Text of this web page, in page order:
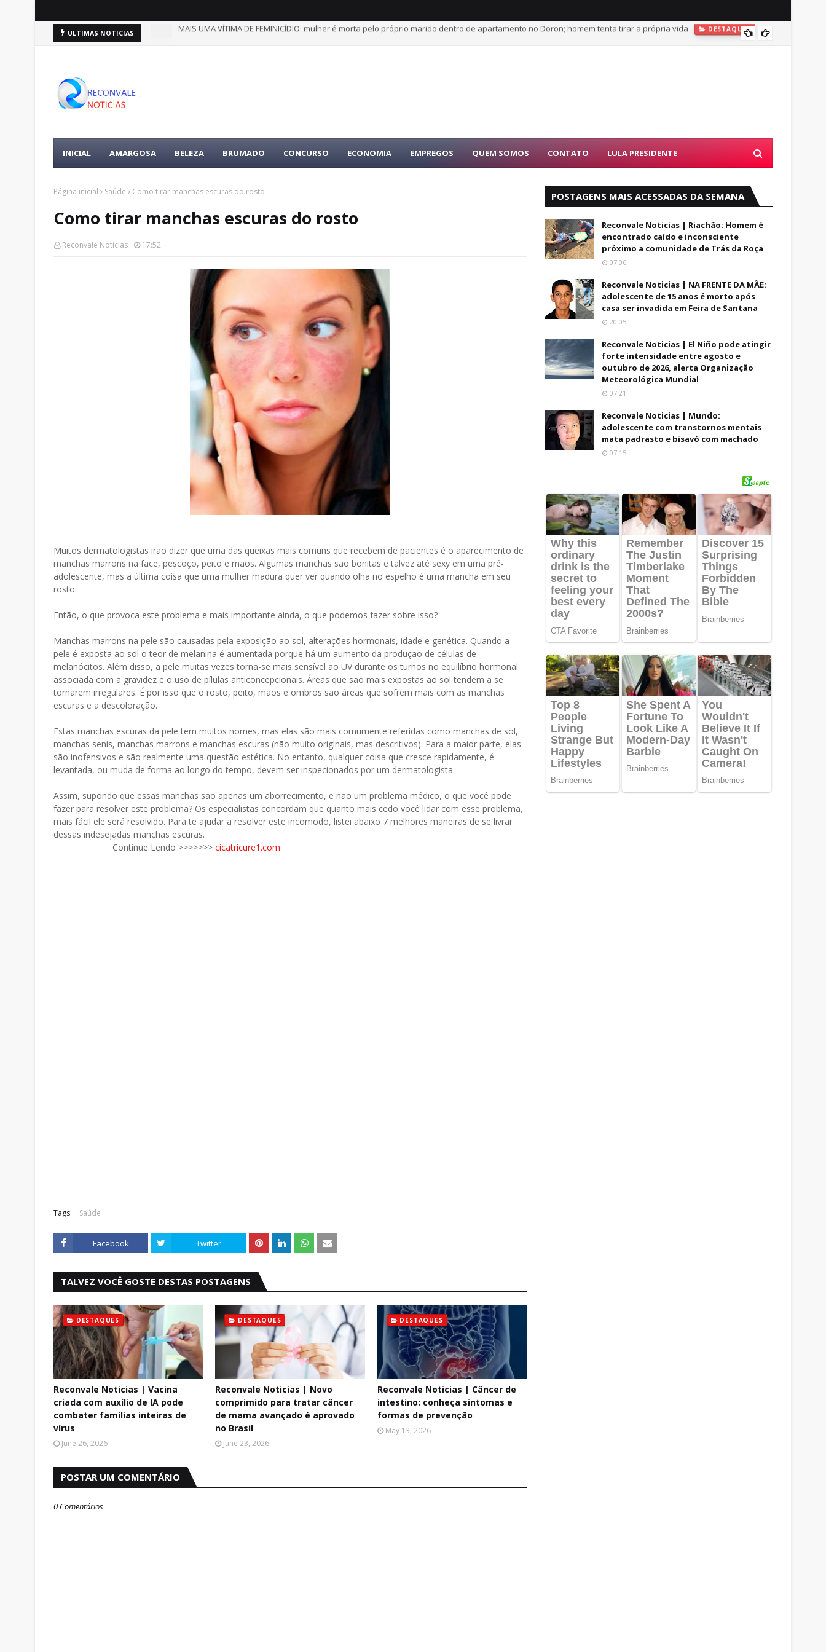
ULTIMAS NOTICIAS
INICIAL AMARGOSA BELEZA BRUMADO CONCURSO ECONOMIA EMPREGOS QUEM SOMOS CONTATO LULA PRESIDENTE
Página inicial Saúde Como tirar manchas escuras do rosto
Como tirar manchas escuras do rosto
Reconvale Noticias 17:52
Muitos dermatologistas irão dizer que uma das queixas mais comuns que recebem de pacientes é o aparecimento de
manchas marrons na face, pescoço, peito e mãos. Algumas manchas são bonitas e talvez até sexy em uma pré-
adolescente, mas a última coisa que uma mulher madura quer ver quando olha no espelho é uma mancha em seu
rosto.
Então, o que provoca este problema e mais importante ainda, o que podemos fazer sobre isso?
Manchas marrons na pele são causadas pela exposição ao sol, alterações hormonais, idade e genética. Quando a
pele é exposta ao sol o teor de melanina é aumentada porque há um aumento da produção de células de
melanócitos. Além disso, a pele muitas vezes torna-se mais sensível ao UV durante os turnos no equilíbrio hormonal
associada com a gravidez e o uso de pílulas anticoncepcionais. Áreas que são mais expostas ao sol tendem a se
tornarem irregulares. É por isso que o rosto, peito, mãos e ombros são áreas que sofrem mais com as manchas
escuras e a descoloração.
Estas manchas escuras da pele tem muitos nomes, mas elas são mais comumente referidas como manchas de sol,
manchas senis, manchas marrons e manchas escuras (não muito originais, mas descritivos). Para a maior parte, elas
são inofensivos e são realmente uma questão estética. No entanto, qualquer coisa que cresce rapidamente, é
levantada, ou muda de forma ao longo do tempo, devem ser inspecionados por um dermatologista.
Assim, supondo que essas manchas são apenas um aborrecimento, e não um problema médico, o que você pode
fazer para resolver este problema? Os especialistas concordam que quanto mais cedo você lidar com esse problema,
mais fácil ele será resolvido. Para te ajudar a resolver este incomodo, listei abaixo 7 melhores maneiras de se livrar
dessas indesejadas manchas escuras.
Continue Lendo >>>>>>> cicatricure1.com
Tags: Saúde
Facebook Twitter
TALVEZ VOCÊ GOSTE DESTAS POSTAGENS
DESTAQUES
Reconvale Noticias | Vacina
criada com auxílio de IA pode
combater famílias inteiras de
vírus
June 26, 2026
DESTAQUES
Reconvale Noticias | Novo
comprimido para tratar câncer
de mama avançado é aprovado
no Brasil
June 23, 2026
DESTAQUES
Reconvale Noticias | Câncer de
intestino: conheça sintomas e
formas de prevenção
May 13, 2026
POSTAR UM COMENTÁRIO
0 Comentários
POSTAGENS MAIS ACESSADAS DA SEMANA
Reconvale Noticias | Riachão: Homem é
encontrado caído e inconsciente
próximo a comunidade de Trás da Roça
07:06
Reconvale Noticias | NA FRENTE DA MÃE:
adolescente de 15 anos é morto após
casa ser invadida em Feira de Santana
20:05
Reconvale Noticias | El Niño pode atingir
forte intensidade entre agosto e
outubro de 2026, alerta Organização
Meteorológica Mundial
07:21
Reconvale Noticias | Mundo:
adolescente com transtornos mentais
mata padrasto e bisavó com machado
07:15